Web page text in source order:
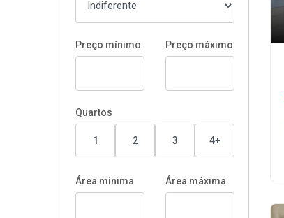
Preço mínimo Preço máximo
Quartos
1 2 3 4+
Área mínima Área máxima